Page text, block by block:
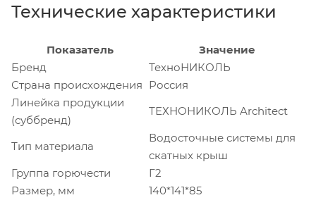
Технические характеристики
Показатель
Значение
Бренд
ТехноНИКОЛЬ
Страна происхождения Россия
Линейка продукции
(суббренд)
ТЕХНОНИКОЛЬ Architect
Тип материала
Водосточные системы для
скатных крыш
Группа горючести
Г2
Размер, мм
140*141*85